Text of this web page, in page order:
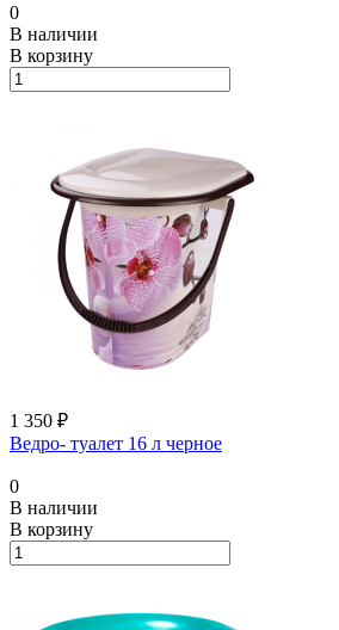
0
В наличии
В корзину
1 350 ₽
Ведро- туалет 16 л черное
0
В наличии
В корзину